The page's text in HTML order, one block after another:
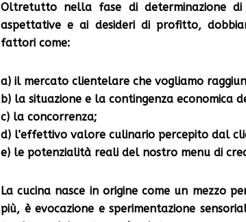
Oltretutto nella fase di determinazione
aspettative e ai desideri di profitto,
fattori come:
a) il mercato clientelare che vogliamo
b) la situazione e la contingenza economica
c) la concorrenza;
d) l’effettivo valore culinario percepito dal
e) le potenzialità reali del nostro menu di
La cucina nasce in origine come un mezzo
più, è evocazione e sperimentazione